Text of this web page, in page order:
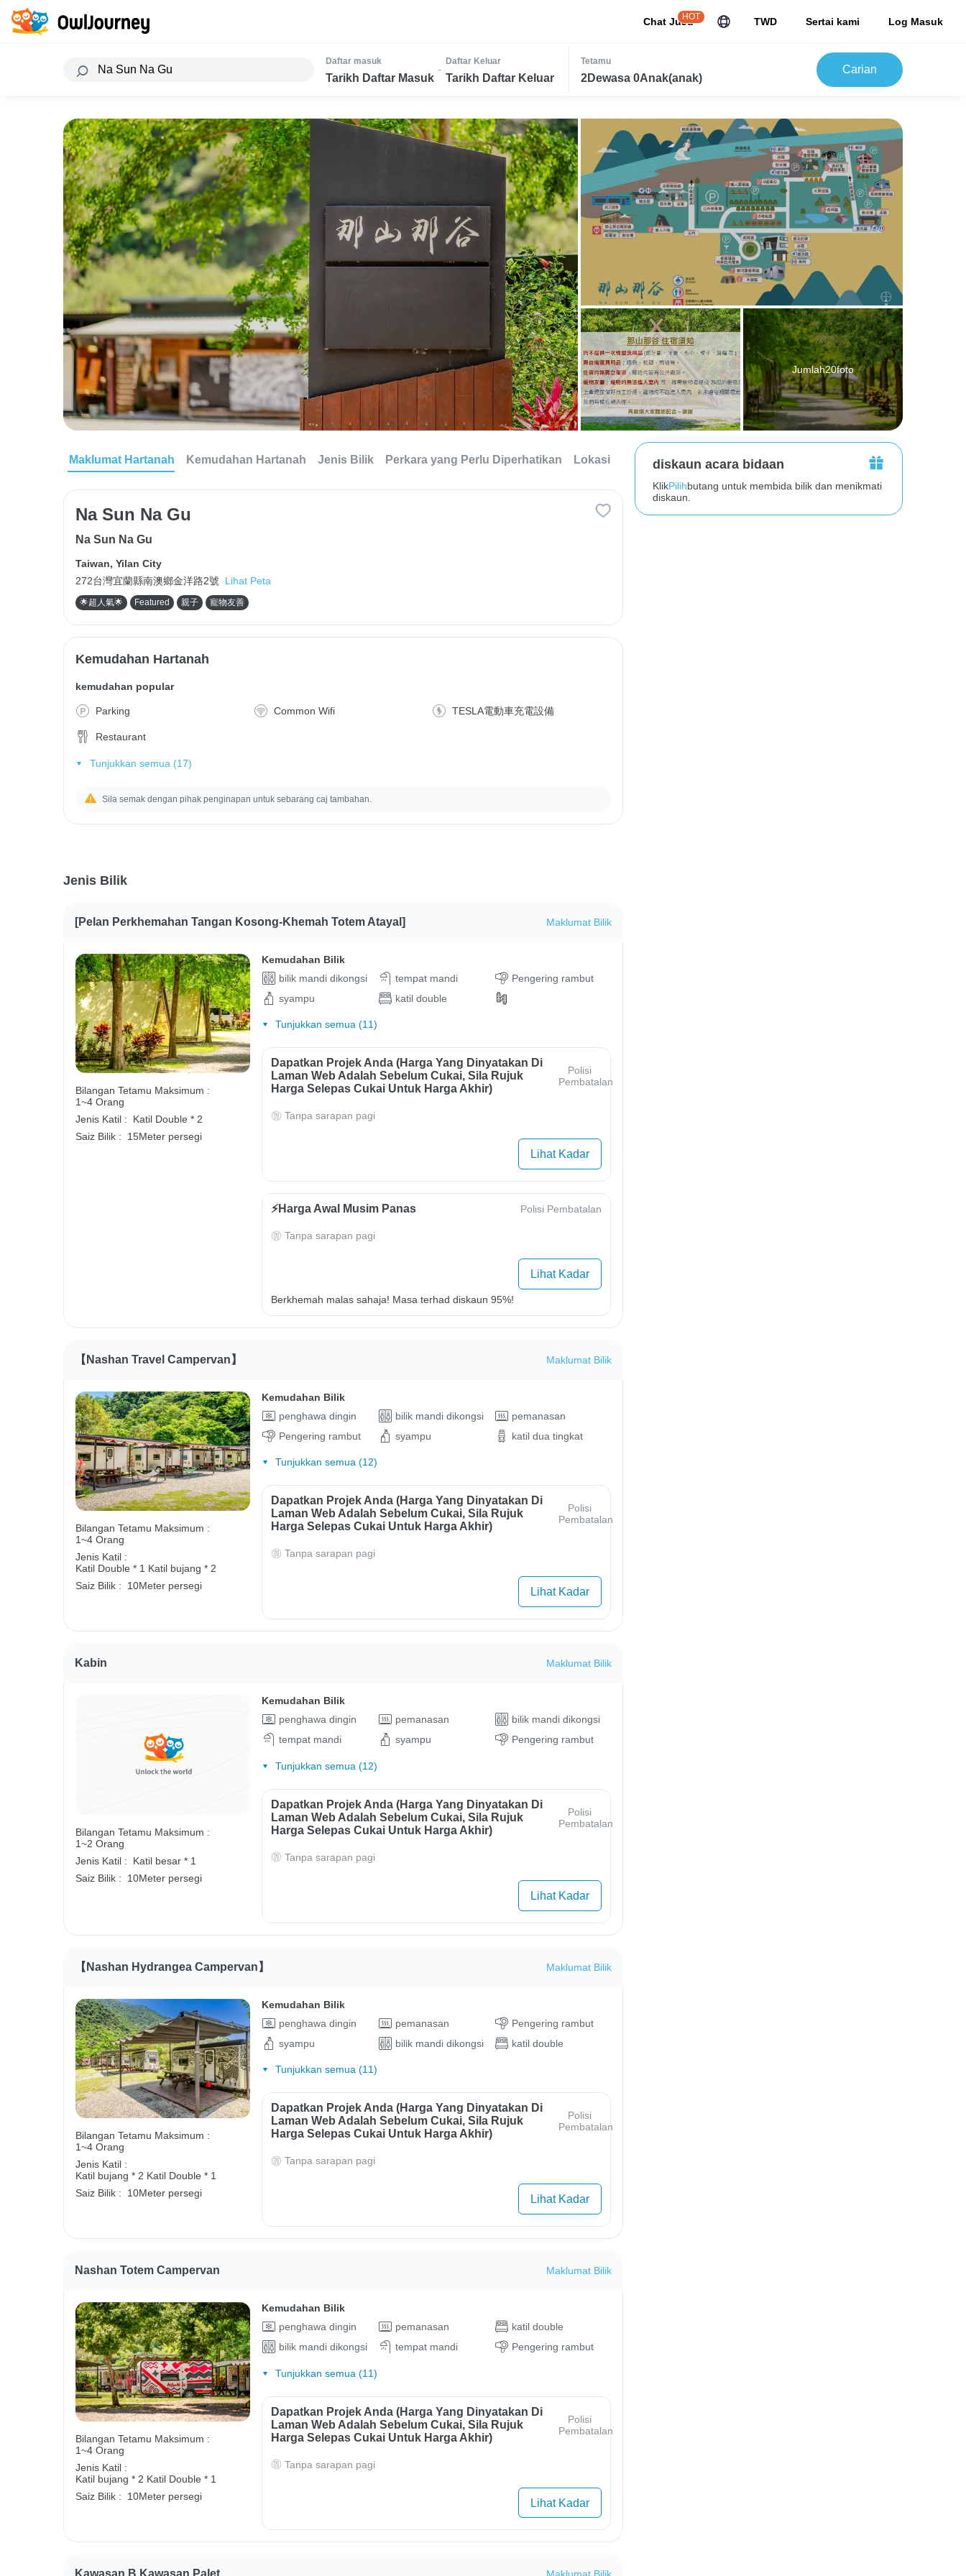
Chat JuJu
HOT TWD Sertai kami Log Masuk
Daftar masuk
Tarikh Daftar Masuk
-
Daftar Keluar
Tarikh Daftar Keluar
Tetamu
2Dewasa 0Anak(anak)
Carian
Jumlah20foto
Maklumat Hartanah Kemudahan Hartanah Jenis Bilik Perkara yang Perlu Diperhatikan Lokasi
Na Sun Na Gu
Na Sun Na Gu
Taiwan, Yilan City
272台灣宜蘭縣南澳鄉金洋路2號
Lihat Peta
🌟超人氣🌟 Featured 親子 寵物友善
Kemudahan Hartanah
kemudahan popular
Parking Common Wifi TESLA電動車充電設備
Restaurant
Tunjukkan semua (17)
Sila semak dengan pihak penginapan untuk sebarang caj tambahan.
Jenis Bilik
[Pelan Perkhemahan Tangan Kosong-Khemah Totem Atayal] Maklumat Bilik
Bilangan Tetamu Maksimum :
1~4 Orang
Jenis Katil :
Katil Double * 2
Saiz Bilik :
15Meter persegi
Kemudahan Bilik
bilik mandi dikongsi
tempat mandi
Pengering rambut
syampu
katil double
Tunjukkan semua (11)
Dapatkan Projek Anda (harga Yang Dinyatakan Di
Laman Web Adalah Sebelum Cukai, Sila Rujuk
Harga Selepas Cukai Untuk Harga Akhir)
Polisi
Pembatalan
Tanpa sarapan pagi
Lihat Kadar
⚡️Harga Awal Musim Panas Polisi Pembatalan
Tanpa sarapan pagi
Lihat Kadar
Berkhemah malas sahaja! Masa terhad diskaun 95%!
【Nashan Travel Campervan】 Maklumat Bilik
Bilangan Tetamu Maksimum :
1~4 Orang
Jenis Katil :
Katil Double * 1 Katil bujang * 2
Saiz Bilik :
10Meter persegi
Kemudahan Bilik
penghawa dingin
bilik mandi dikongsi
pemanasan
Pengering rambut
syampu katil dua tingkat
Tunjukkan semua (12)
Dapatkan Projek Anda (harga Yang Dinyatakan Di
Laman Web Adalah Sebelum Cukai, Sila Rujuk
Harga Selepas Cukai Untuk Harga Akhir)
Polisi
Pembatalan
Tanpa sarapan pagi
Lihat Kadar
Kabin Maklumat Bilik
Bilangan Tetamu Maksimum :
1~2 Orang
Jenis Katil :
Katil besar * 1
Saiz Bilik :
10Meter persegi
Kemudahan Bilik
penghawa dingin
pemanasan
bilik mandi dikongsi
tempat mandi
syampu Pengering rambut
Tunjukkan semua (12)
Dapatkan Projek Anda (harga Yang Dinyatakan Di
Laman Web Adalah Sebelum Cukai, Sila Rujuk
Harga Selepas Cukai Untuk Harga Akhir)
Polisi
Pembatalan
Tanpa sarapan pagi
Lihat Kadar
【Nashan Hydrangea Campervan】 Maklumat Bilik
Bilangan Tetamu Maksimum :
1~4 Orang
Jenis Katil :
Katil bujang * 2 Katil Double * 1
Saiz Bilik :
10Meter persegi
Kemudahan Bilik
penghawa dingin
pemanasan
Pengering rambut
syampu
bilik mandi dikongsi katil double
Tunjukkan semua (11)
Dapatkan Projek Anda (harga Yang Dinyatakan Di
Laman Web Adalah Sebelum Cukai, Sila Rujuk
Harga Selepas Cukai Untuk Harga Akhir)
Polisi
Pembatalan
Tanpa sarapan pagi
Lihat Kadar
Nashan Totem Campervan Maklumat Bilik
Bilangan Tetamu Maksimum :
1~4 Orang
Jenis Katil :
Katil bujang * 2 Katil Double * 1
Saiz Bilik :
10Meter persegi
Kemudahan Bilik
penghawa dingin
pemanasan
katil double
bilik mandi dikongsi
tempat mandi Pengering rambut
Tunjukkan semua (11)
Dapatkan Projek Anda (harga Yang Dinyatakan Di
Laman Web Adalah Sebelum Cukai, Sila Rujuk
Harga Selepas Cukai Untuk Harga Akhir)
Polisi
Pembatalan
Tanpa sarapan pagi
Lihat Kadar
diskaun acara bidaan
KlikPilihbutang untuk membida bilik dan menikmati
diskaun.